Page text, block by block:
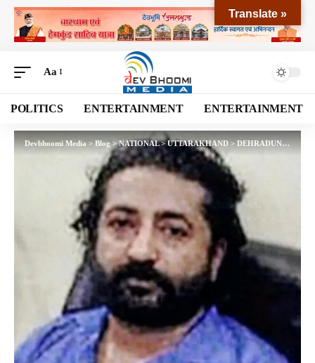
Aa
POLITICS ENTERTAINMENT ENTERTAINMENT
Devbhoomi Media> Blog>NATIONAL>UTTARAKHAND>DEHRADUN>
Translate »